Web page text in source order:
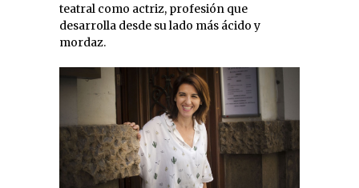
teatral como actriz, profesión que
desarrolla desde su lado más ácido y
mordaz.